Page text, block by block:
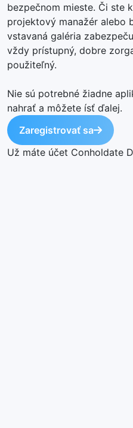
bezpečnom mieste. Či ste
projektový manažér alebo
vstavaná galéria
vždy prístupný, dobre
použiteľný.
Nie sú potrebné žiadne
nahrať a môžete ísť ďalej.
Zaregistrovať sa
Už máte účet Conholdate